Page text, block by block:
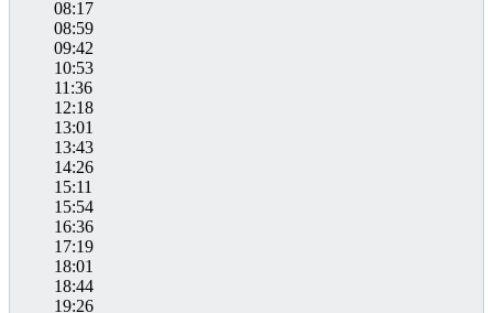
08:17
08:59
09:42
10:53
11:36
12:18
13:01
13:43
14:26
15:11
15:54
16:36
17:19
18:01
18:44
19:26